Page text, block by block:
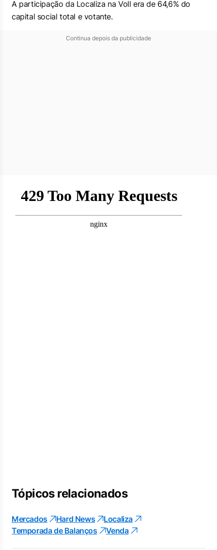
A participação da Localiza na Voll era de 64,6% do
capital social total e votante.
Continua depois da publicidade
Tópicos relacionados
Mercados Hard News
Localiza
Temporada de Balanços
Venda